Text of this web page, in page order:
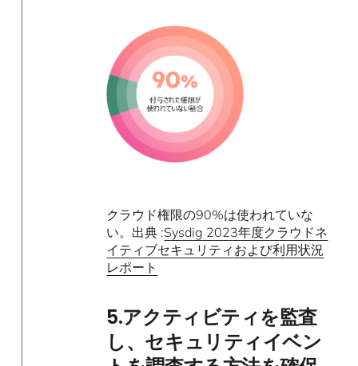
クラウド権限の90%は使われていな
い。出典 :Sysdig 2023年度クラウドネ
イティブセキュリティおよび利用状況
レポート
5.アクティビティを監査
し、セキュリティイベン